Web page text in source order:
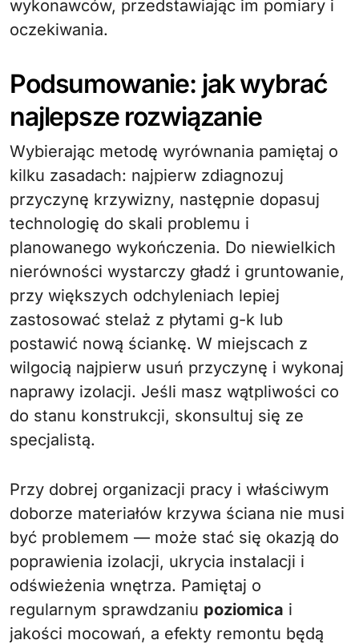
wykonawców, przedstawiając im pomiary i
oczekiwania.
Podsumowanie: jak wybrać
najlepsze rozwiązanie
Wybierając metodę wyrównania pamiętaj o
kilku zasadach: najpierw zdiagnozuj
przyczynę krzywizny, następnie dopasuj
technologię do skali problemu i
planowanego wykończenia. Do niewielkich
nierówności wystarczy gładź i gruntowanie,
przy większych odchyleniach lepiej
zastosować stelaż z płytami g-k lub
postawić nową ściankę. W miejscach z
wilgocią najpierw usuń przyczynę i wykonaj
naprawy izolacji. Jeśli masz wątpliwości co
do stanu konstrukcji, skonsultuj się ze
specjalistą.
Przy dobrej organizacji pracy i właściwym
doborze materiałów krzywa ściana nie musi
być problemem — może stać się okazją do
poprawienia izolacji, ukrycia instalacji i
odświeżenia wnętrza. Pamiętaj o
regularnym sprawdzaniu poziomica i
jakości mocowań, a efekty remontu będą